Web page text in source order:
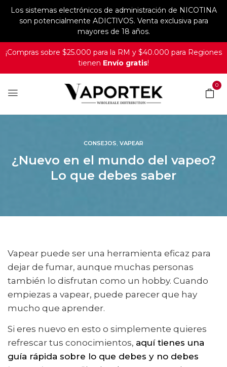
Los sistemas electrónicos de administración de NICOTINA
son potencialmente ADICTIVOS. Venta exclusiva para
mayores de 18 años.
¡Compras sobre $25.000 para la RM y $40.000 para Regiones
tienen Envío gratis!
0
CONSEJOS VAPEAR
¿Nuevo en el mundo del vapeo?
Lo que debes saber
Vapear puede ser una herramienta eficaz para
dejar de fumar, aunque muchas personas
también lo disfrutan como un hobby. Cuando
empiezas a vapear, puede parecer que hay
mucho que aprender.
Si eres nuevo en esto o simplemente quieres
refrescar tus conocimientos, aquí tienes una
guía rápida sobre lo que debes y no debes